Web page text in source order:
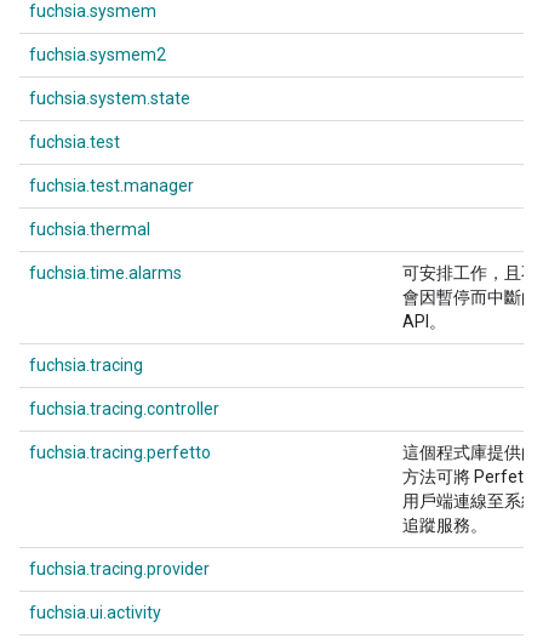
fuchsia.sysmem
fuchsia.sysmem2
fuchsia.system.state
fuchsia.test
fuchsia.test.manager
fuchsia.thermal
fuchsia.time.alarms
可安排工作，且不
會因暫停而中斷的
API。
fuchsia.tracing
fuchsia.tracing.controller
fuchsia.tracing.perfetto
這個程式庫提供的
方法可將 Perfetto
用戶端連線至系統
追蹤服務。
fuchsia.tracing.provider
fuchsia.ui.activity